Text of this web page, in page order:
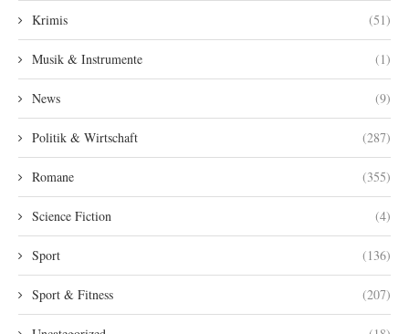
Krimis (51)
Musik & Instrumente (1)
News (9)
Politik & Wirtschaft (287)
Romane (355)
Science Fiction (4)
Sport (136)
Sport & Fitness (207)